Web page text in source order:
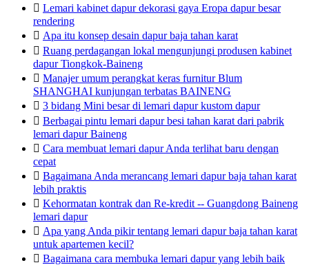
 Lemari kabinet dapur dekorasi gaya Eropa dapur besar
rendering
 Apa itu konsep desain dapur baja tahan karat
 Ruang perdagangan lokal mengunjungi produsen kabinet
dapur Tiongkok-Baineng
 Manajer umum perangkat keras furnitur Blum
SHANGHAI kunjungan terbatas BAINENG
 3 bidang Mini besar di lemari dapur kustom dapur
 Berbagai pintu lemari dapur besi tahan karat dari pabrik
lemari dapur Baineng
 Cara membuat lemari dapur Anda terlihat baru dengan
cepat
 Bagaimana Anda merancang lemari dapur baja tahan karat
lebih praktis
 Kehormatan kontrak dan Re-kredit -- Guangdong Baineng
lemari dapur
 Apa yang Anda pikir tentang lemari dapur baja tahan karat
untuk apartemen kecil?
 Bagaimana cara membuka lemari dapur yang lebih baik